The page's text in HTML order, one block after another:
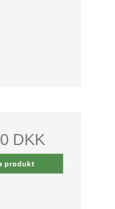
DKK
produkt